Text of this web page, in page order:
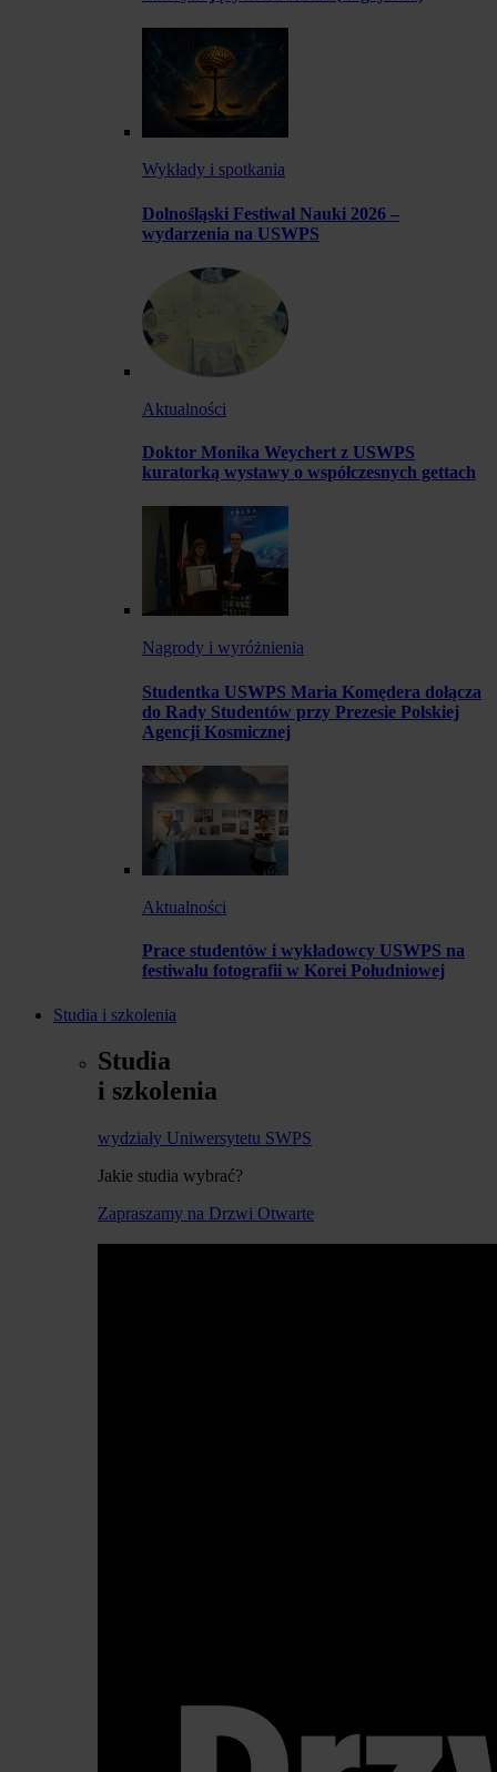
Wykłady i spotkania
Dolnośląski Festiwal Nauki 2026 –
wydarzenia na USWPS
Aktualności
Doktor Monika Weychert z USWPS
kuratorką wystawy o współczesnych gettach
Nagrody i wyróżnienia
Studentka USWPS Maria Komędera dołącza
do Rady Studentów przy Prezesie Polskiej
Agencji Kosmicznej
Aktualności
Prace studentów i wykładowcy USWPS na
festiwalu fotografii w Korei Południowej
Studia i szkolenia
Studia
i szkolenia
wydziały Uniwersytetu SWPS
Jakie studia wybrać?
Zapraszamy na Drzwi Otwarte